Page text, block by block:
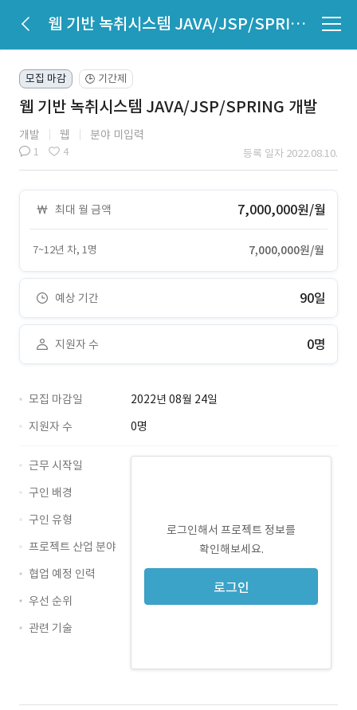
웹 기반 녹취시스템 JAVA/JSP/SPRING 개발
모집 마감 🕒 기간제
웹 기반 녹취시스템 JAVA/JSP/SPRING 개발
개발 웹 분야 미입력
1 4 등록 일자 2022.08.10.
최대 월 금액 7,000,000원/월
7~12년 차, 1명 7,000,000원/월
예상 기간 90일
지원자 수 0명
모집 마감일
2022년 08월 24일
지원자 수
0명
로그인해서 프로젝트 정보를
확인해보세요.
로그인
근무 시작일
구인 배경
구인 유형
프로젝트 산업 분야
협업 예정 인력
우선 순위
관련 기술